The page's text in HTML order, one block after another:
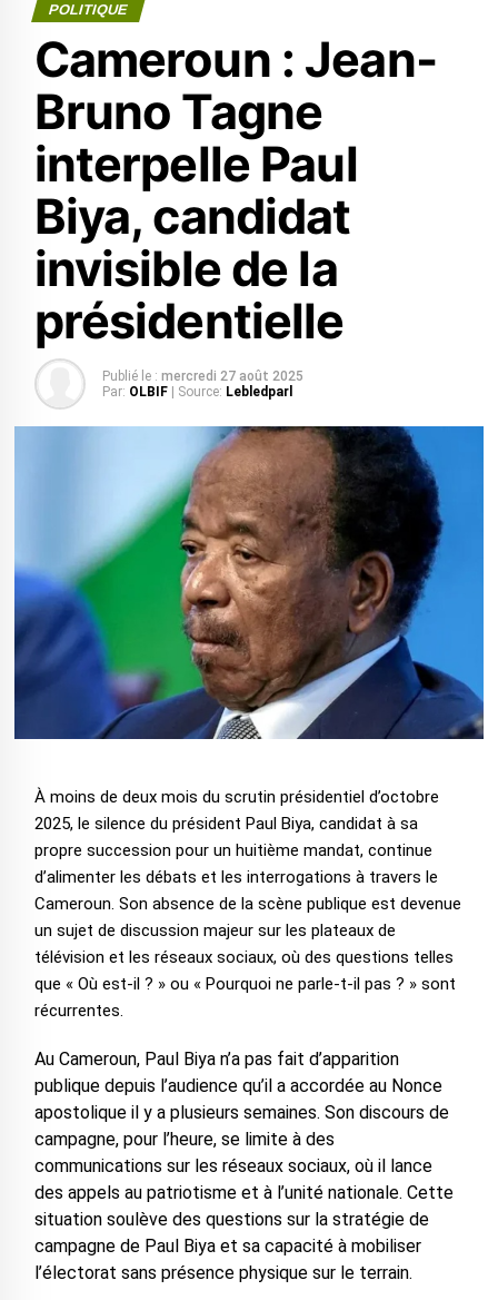
POLITIQUE
Cameroun : Jean-
Bruno Tagne
interpelle Paul
Biya, candidat
invisible de la
présidentielle
Publié le : mercredi 27 août 2025
Par: OLBIF | Source: Lebledparl
À moins de deux mois du scrutin présidentiel d’octobre
2025, le silence du président Paul Biya, candidat à sa
propre succession pour un huitième mandat, continue
d’alimenter les débats et les interrogations à travers le
Cameroun. Son absence de la scène publique est devenue
un sujet de discussion majeur sur les plateaux de
télévision et les réseaux sociaux, où des questions telles
que « Où est-il ? » ou « Pourquoi ne parle-t-il pas ? » sont
récurrentes.
Au Cameroun, Paul Biya n’a pas fait d’apparition
publique depuis l’audience qu’il a accordée au Nonce
apostolique il y a plusieurs semaines. Son discours de
campagne, pour l’heure, se limite à des
communications sur les réseaux sociaux, où il lance
des appels au patriotisme et à l’unité nationale. Cette
situation soulève des questions sur la stratégie de
campagne de Paul Biya et sa capacité à mobiliser
l’électorat sans présence physique sur le terrain.